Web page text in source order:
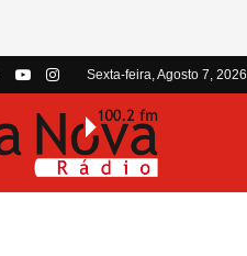
Sexta-feira, Agosto 7, 2026